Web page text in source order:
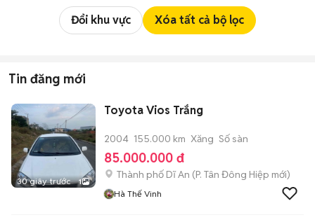
Đổi khu vực Xóa tất cả bộ lọc
Tin đăng mới
30 giây trước 1
Toyota Vios Trắng
2004 155.000 km Xăng Số sàn
85.000.000 đ
Thành phố Dĩ An (P. Tân Đông Hiệp mới)
Hà Thế Vinh